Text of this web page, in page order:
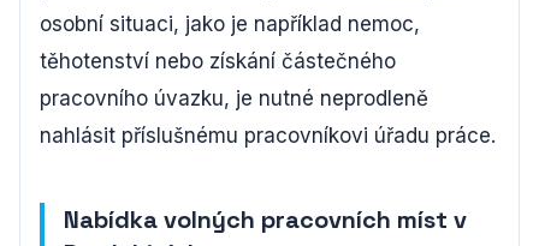
osobní situaci, jako je například nemoc,
těhotenství nebo získání částečného
pracovního úvazku, je nutné neprodleně
nahlásit příslušnému pracovníkovi úřadu práce.
Nabídka volných pracovních míst v